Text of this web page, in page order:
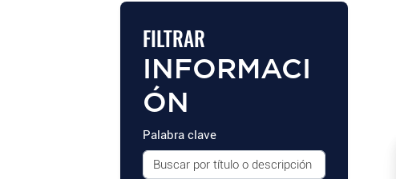
FILTRAR
INFORMACI
ÓN
Palabra clave